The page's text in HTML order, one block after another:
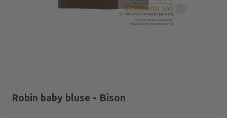
Robin baby bluse - Bison